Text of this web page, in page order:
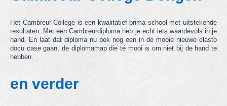
ringbandmappen
dossiermappen
docu cases
Het Cambreur College is een kwalitatief prima school met uitstekende
resultaten. Met een Cambreurdiploma heb je echt iets waardevols in je
hand. En laat dat diploma nu ook nog een in de mooie nieuwe elasto
docu case gaan, de diplomamap die té mooi is om niet bij de hand te
hebben.
en verder